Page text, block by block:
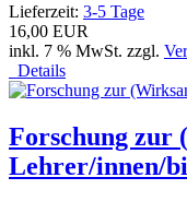
Lieferzeit: 3-5 Tage
16,00 EUR
inkl. 7 % MwSt. zzgl.
Details
Forschung zur
Lehrer/innen/